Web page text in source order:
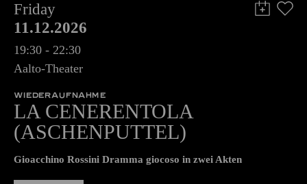
Friday
11.12.2026
19:30 - 22:30
Aalto-Theater
WIEDERAUFNAHME
LA CENERENTOLA
(ASCHENPUTTEL)
Gioacchino Rossini Dramma giocoso in zwei Akten